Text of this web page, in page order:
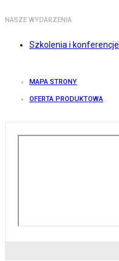
NASZE WYDARZENIA
Szkolenia i konferencje
MAPA STRONY
OFERTA PRODUKTOWA